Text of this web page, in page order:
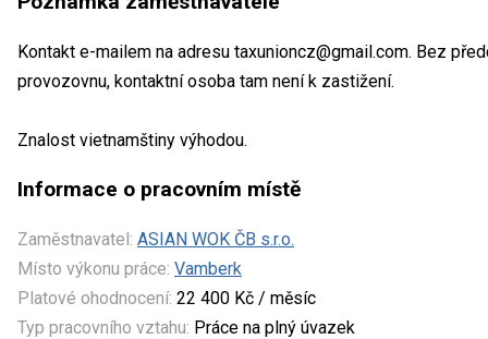
Kontakt e-mailem na adresu taxunioncz@gmail.com. Bez
provozovnu, kontaktní osoba tam není k zastižení.
Znalost vietnamštiny výhodou.
Informace o pracovním místě
Zaměstnavatel: ASIAN WOK ČB s.r.o.
Místo výkonu práce: Vamberk
Platové ohodnocení: 22 400 Kč / měsíc
Typ pracovního vztahu: Práce na plný úvazek